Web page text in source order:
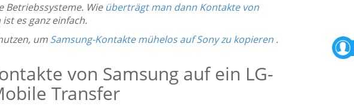
Betriebssysteme. Wie überträgt man dann Kontakte von
es ganz einfach.
um Samsung-Kontakte mühelos auf Sony zu kopieren .
von Samsung auf ein LG-
Transfer